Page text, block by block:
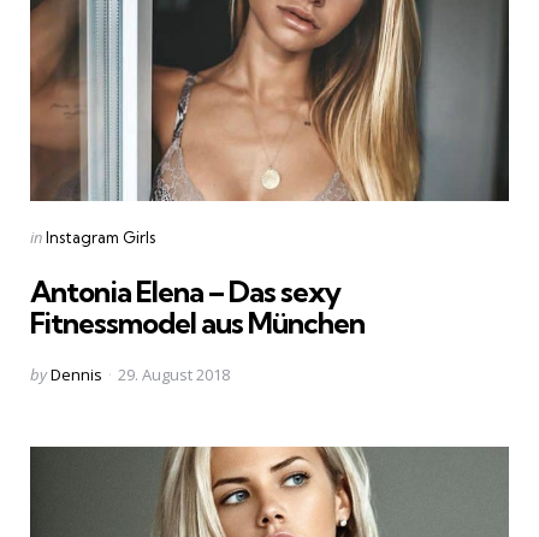
Categories
Posted
inInstagram Girls
Antonia Elena – Das sexy
Fitnessmodel aus München
Posted
byDennis 29. August 2018